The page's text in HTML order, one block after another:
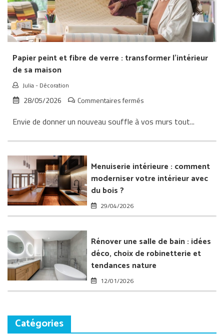
Papier peint et fibre de verre : transformer l’intérieur
de sa maison
Julia- Décoration
28/05/2026 Commentaires fermés
peint
fibre
verre
transformer
sa
Envie de donner un nouveau souffle à vos murs tout...
Menuiserie intérieure : comment
moderniser votre intérieur avec
du bois ?
29/04/2026
Rénover une salle de bain : idées
déco, choix de robinetterie et
tendances nature
12/01/2026
Catégories